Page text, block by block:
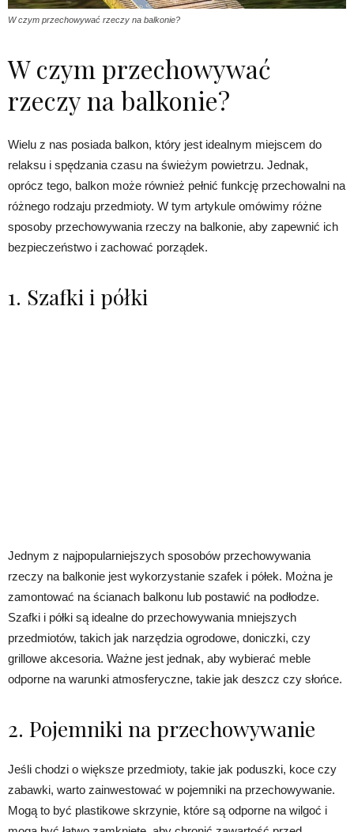
W czym przechowywać rzeczy na balkonie?
W czym przechowywać
rzeczy na balkonie?
Wielu z nas posiada balkon, który jest idealnym miejscem do
relaksu i spędzania czasu na świeżym powietrzu. Jednak,
oprócz tego, balkon może również pełnić funkcję przechowalni na
różnego rodzaju przedmioty. W tym artykule omówimy różne
sposoby przechowywania rzeczy na balkonie, aby zapewnić ich
bezpieczeństwo i zachować porządek.
1. Szafki i półki
Jednym z najpopularniejszych sposobów przechowywania
rzeczy na balkonie jest wykorzystanie szafek i półek. Można je
zamontować na ścianach balkonu lub postawić na podłodze.
Szafki i półki są idealne do przechowywania mniejszych
przedmiotów, takich jak narzędzia ogrodowe, doniczki, czy
grillowe akcesoria. Ważne jest jednak, aby wybierać meble
odporne na warunki atmosferyczne, takie jak deszcz czy słońce.
2. Pojemniki na przechowywanie
Jeśli chodzi o większe przedmioty, takie jak poduszki, koce czy
zabawki, warto zainwestować w pojemniki na przechowywanie.
Mogą to być plastikowe skrzynie, które są odporne na wilgoć i